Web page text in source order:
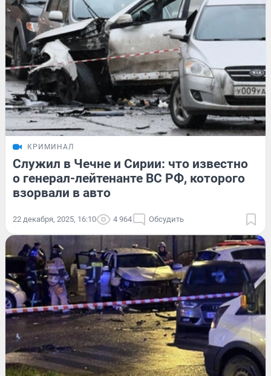
КРИМИНАЛ
Служил в Чечне и Сирии: что известно
о генерал-лейтенанте ВС РФ, которого
взорвали в авто
22 декабря, 2025, 16:10 4 964 Обсудить